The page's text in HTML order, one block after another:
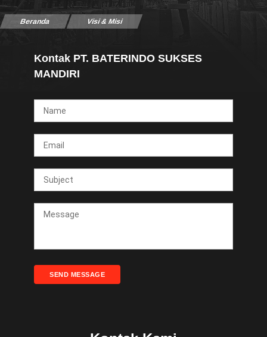
Beranda Visi & Misi
Kontak PT. BATERINDO SUKSES
MANDIRI
SEND MESSAGE